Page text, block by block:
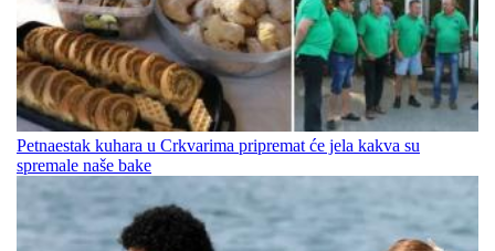
Petnaestak kuhara u Crkvarima pripremat će jela kakva su
spremale naše bake